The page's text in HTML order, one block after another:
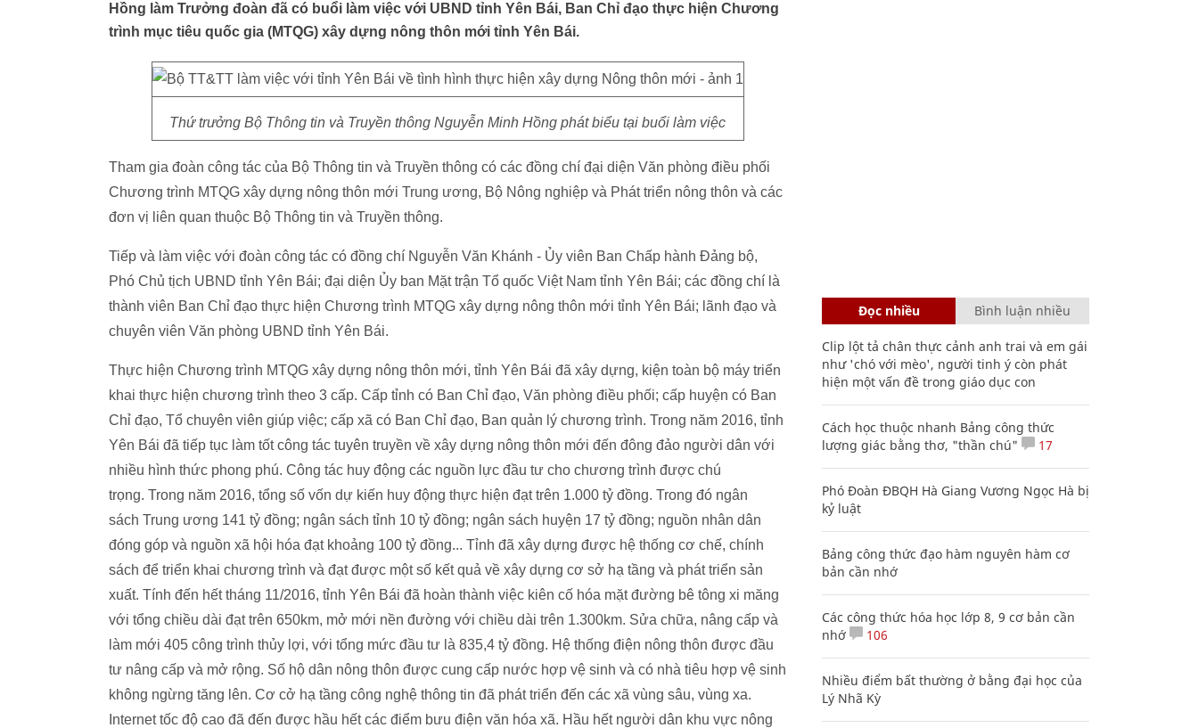
Hồng làm Trưởng đoàn đã có buổi làm việc với UBND tỉnh Yên Bái, Ban Chỉ đạo thực hiện Chương
trình mục tiêu quốc gia (MTQG) xây dựng nông thôn mới tỉnh Yên Bái.
Thứ trưởng Bộ Thông tin và Truyền thông Nguyễn Minh Hồng phát biểu tại buổi làm việc
Tham gia đoàn công tác của Bộ Thông tin và Truyền thông có các đồng chí đại diện Văn phòng điều phối
Chương trình MTQG xây dựng nông thôn mới Trung ương, Bộ Nông nghiệp và Phát triển nông thôn và các
đơn vị liên quan thuộc Bộ Thông tin và Truyền thông.
Tiếp và làm việc với đoàn công tác có đồng chí Nguyễn Văn Khánh - Ủy viên Ban Chấp hành Đảng bộ,
Phó Chủ tịch UBND tỉnh Yên Bái; đại diện Ủy ban Mặt trận Tổ quốc Việt Nam tỉnh Yên Bái; các đồng chí là
thành viên Ban Chỉ đạo thực hiện Chương trình MTQG xây dựng nông thôn mới tỉnh Yên Bái; lãnh đạo và
chuyên viên Văn phòng UBND tỉnh Yên Bái.
Thực hiện Chương trình MTQG xây dựng nông thôn mới, tỉnh Yên Bái đã xây dựng, kiện toàn bộ máy triển
khai thực hiện chương trình theo 3 cấp. Cấp tỉnh có Ban Chỉ đạo, Văn phòng điều phối; cấp huyện có Ban
Chỉ đạo, Tổ chuyên viên giúp việc; cấp xã có Ban Chỉ đạo, Ban quản lý chương trình. Trong năm 2016, tỉnh
Yên Bái đã tiếp tục làm tốt công tác tuyên truyền về xây dựng nông thôn mới đến đông đảo người dân với
nhiều hình thức phong phú. Công tác huy động các nguồn lực đầu tư cho chương trình được chú
trọng. Trong năm 2016, tổng số vốn dự kiến huy động thực hiện đạt trên 1.000 tỷ đồng. Trong đó ngân
sách Trung ương 141 tỷ đồng; ngân sách tỉnh 10 tỷ đồng; ngân sách huyện 17 tỷ đồng; nguồn nhân dân
đóng góp và nguồn xã hội hóa đạt khoảng 100 tỷ đồng... Tỉnh đã xây dựng được hệ thống cơ chế, chính
sách để triển khai chương trình và đạt được một số kết quả về xây dựng cơ sở hạ tầng và phát triển sản
xuất. Tính đến hết tháng 11/2016, tỉnh Yên Bái đã hoàn thành việc kiên cố hóa mặt đường bê tông xi măng
với tổng chiều dài đạt trên 650km, mở mới nền đường với chiều dài trên 1.300km. Sửa chữa, nâng cấp và
làm mới 405 công trình thủy lợi, với tổng mức đầu tư là 835,4 tỷ đồng. Hệ thống điện nông thôn được đầu
tư nâng cấp và mở rộng. Số hộ dân nông thôn được cung cấp nước hợp vệ sinh và có nhà tiêu hợp vệ sinh
không ngừng tăng lên. Cơ cở hạ tầng công nghệ thông tin đã phát triển đến các xã vùng sâu, vùng xa.
Internet tốc độ cao đã đến được hầu hết các điểm bưu điện văn hóa xã. Hầu hết người dân khu vực nông
Đọc nhiều Bình luận nhiều
Clip lột tả chân thực cảnh anh trai và em gái
như 'chó với mèo', người tinh ý còn phát
hiện một vấn đề trong giáo dục con
Cách học thuộc nhanh Bảng công thức
lượng giác bằng thơ, "thần chú"
17
Phó Đoàn ĐBQH Hà Giang Vương Ngọc Hà bị
kỷ luật
Bảng công thức đạo hàm nguyên hàm cơ
bản cần nhớ
Các công thức hóa học lớp 8, 9 cơ bản cần
nhớ
106
Nhiều điểm bất thường ở bằng đại học của
Lý Nhã Kỳ